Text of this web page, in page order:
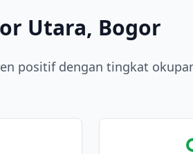
Utara, Bogor
positif dengan tingkat